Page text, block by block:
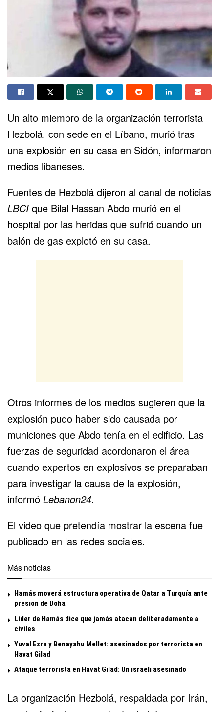
Un alto miembro de la organización terrorista
Hezbolá, con sede en el Líbano, murió tras
una explosión en su casa en Sidón, informaron
medios libaneses.
Fuentes de Hezbolá dijeron al canal de noticias
LBCI que Bilal Hassan Abdo murió en el
hospital por las heridas que sufrió cuando un
balón de gas explotó en su casa.
Otros informes de los medios sugieren que la
explosión pudo haber sido causada por
municiones que Abdo tenía en el edificio. Las
fuerzas de seguridad acordonaron el área
cuando expertos en explosivos se preparaban
para investigar la causa de la explosión,
informó Lebanon24.
El video que pretendía mostrar la escena fue
publicado en las redes sociales.
Más noticias
Hamás moverá estructura operativa de Qatar a Turquía ante
presión de Doha
Líder de Hamás dice que jamás atacan deliberadamente a
civiles
Yuval Ezra y Benayahu Mellet: asesinados por terrorista en
Havat Gilad
Ataque terrorista en Havat Gilad: Un israelí asesinado
La organización Hezbolá, respaldada por Irán,